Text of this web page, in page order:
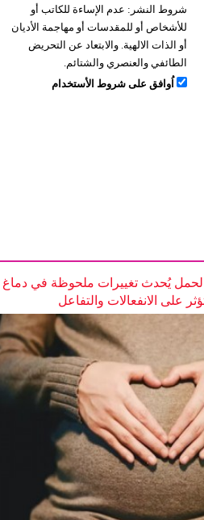
شروط النشر: عدم الإساءة للكاتب أو
للأشخاص أو للمقدسات أو مهاجمة الأديان
أو الذات الالهية. والابتعاد عن التحريض
الطائفي والعنصري والشتائم.
اُوافق على شروط الأستخدام
يُحدث تغييرات ملحوظة في دماغ
على الانفعالات والتفاعل